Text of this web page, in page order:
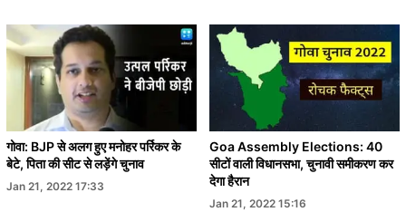
गोवा: BJP से अलग हुए मनोहर पर्रिकर के
बेटे, पिता की सीट से लड़ेंगे चुनाव
Jan 21, 2022 17:33
Goa Assembly Elections: 40
सीटों वाली विधानसभा, चुनावी समीकरण कर
देगा हैरान
Jan 21, 2022 15:16